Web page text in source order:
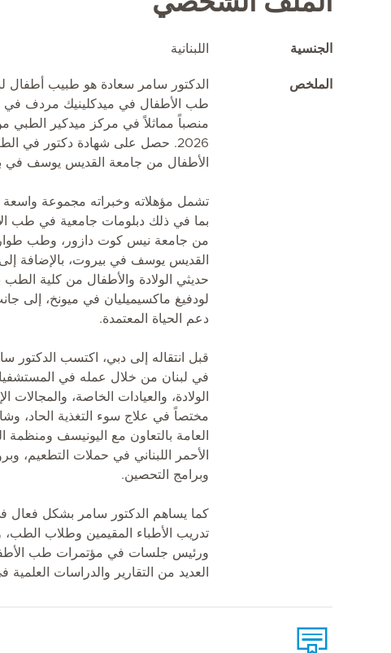
الجنسية اللبنانية
الملخص
الدكتور سامر سعادة هو طبيب أطفال
طب الأطفال في ميدكلينيك مردف في
2026. حصل على شهادة دكتور
الأطفال من جامعة القديس يوسف في
تشمل مؤهلاته وخبراته مجموعة واسعة
بما في ذلك دبلومات جامعية في طب
من جامعة نيس كوت دازور، وطب
القديس يوسف في بيروت، بالإضافة
حديثي الولادة والأطفال من كلية
لودفيغ ماكسيميليان في ميونخ، إلى
دعم الحياة المعتمدة.
قبل انتقاله إلى دبي، اكتسب الدكتور
في لبنان من خلال عمله في
الولادة، والعيادات الخاصة، والمجالات
مختصاً في علاج سوء التغذية الحاد،
العامة بالتعاون مع اليونيسف ومنظمة
الأحمر اللبناني في حملات التطعيم،
وبرامج التحصين.
كما يساهم الدكتور سامر بشكل فعال
تدريب الأطباء المقيمين وطلاب
ورئيس جلسات في مؤتمرات طب
العديد من التقارير والدراسات